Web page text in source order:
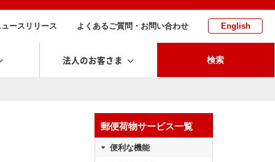
ュースリリース よくあるご質問・お問い合わせ English
法人のお客さま 検索
郵便荷物サービス一覧
便利な機能